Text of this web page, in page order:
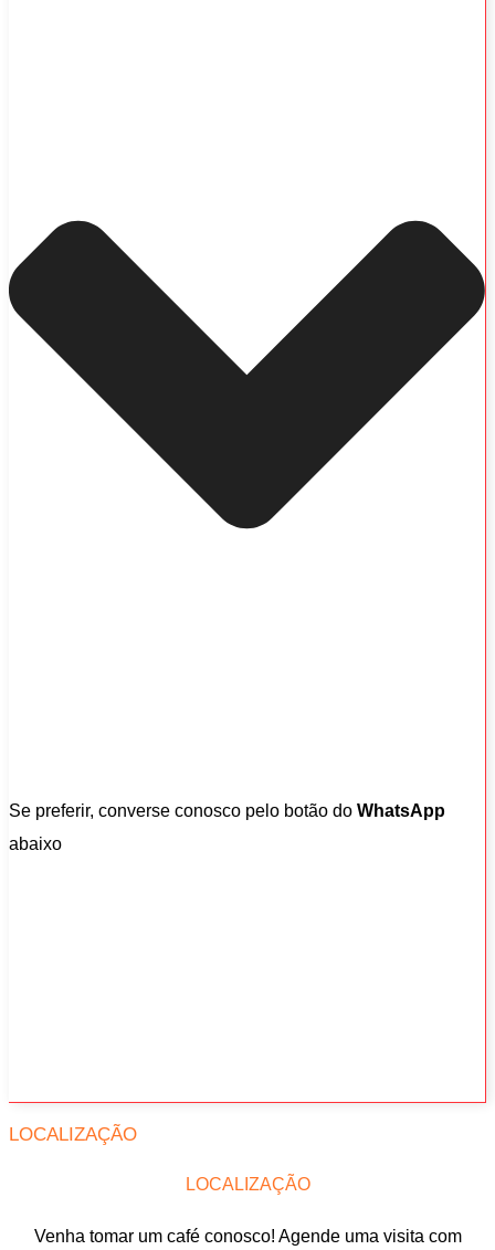
Se preferir, converse conosco pelo botão do WhatsApp
abaixo
LOCALIZAÇÃO
LOCALIZAÇÃO
Venha tomar um café conosco! Agende uma visita com